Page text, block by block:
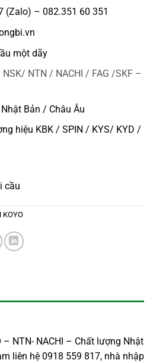
(Zalo) – 082.351 60 351
một dãy
NTN / NACHI / FAG /SKF –
Bản / Châu Âu
hiệu KBK / SPIN / KYS/ KYD /
cầu
KOYO
– NTN- NACHI – Chất lượng Nhật
liên hệ 0918 559 817, nhà nhập